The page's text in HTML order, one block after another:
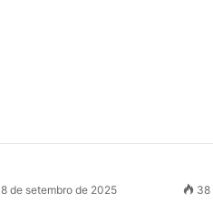
8 de setembro de 2025 38